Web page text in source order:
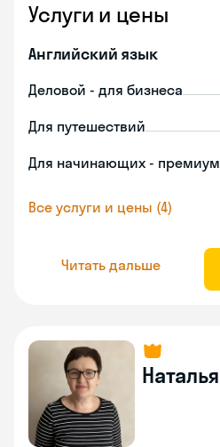
Услуги и цены
Английский язык
Деловой - для бизнеса
Для путешествий
Для начинающих - премиум
Все услуги и цены (4)
Читать дальше
Наталья